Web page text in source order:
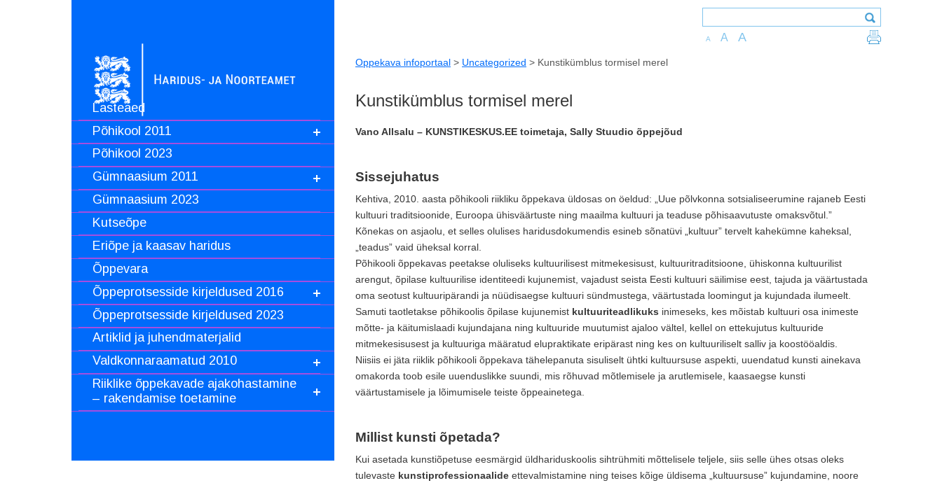
Lasteaed
Põhikool 2011
Põhikool 2023
Gümnaasium 2011
Gümnaasium 2023
Kutseõpe
Eriõpe ja kaasav haridus
Õppevara
Õppeprotsesside kirjeldused 2016
Õppeprotsesside kirjeldused 2023
Artiklid ja juhendmaterjalid
Valdkonnaraamatud 2010
Riiklike õppekavade ajakohastamine
– rakendamise toetamine
A A A
Oppekava infoportaal > Uncategorized > Kunstikümblus tormisel merel
Kunstikümblus tormisel merel
Vano Allsalu – KUNSTIKESKUS.EE toimetaja, Sally Stuudio õppejõud
Sissejuhatus
Kehtiva, 2010. aasta põhikooli riikliku õppekava üldosas on öeldud: „Uue põlvkonna sotsialiseerumine rajaneb Eesti
kultuuri traditsioonide, Euroopa ühisväärtuste ning maailma kultuuri ja teaduse põhisaavutuste omaksvõtul.”
Kõnekas on asjaolu, et selles olulises haridusdokumendis esineb sõnatüvi „kultuur” tervelt kahekümne kaheksal,
„teadus” vaid üheksal korral.
Põhikooli õppekavas peetakse oluliseks kultuurilisest mitmekesisust, kultuuritraditsioone, ühiskonna kultuurilist
arengut, õpilase kultuurilise identiteedi kujunemist, vajadust seista Eesti kultuuri säilimise eest, tajuda ja väärtustada
oma seotust kultuuripärandi ja nüüdisaegse kultuuri sündmustega, väärtustada loomingut ja kujundada ilumeelt.
Samuti taotletakse põhikoolis õpilase kujunemist kultuuriteadlikuks inimeseks, kes mõistab kultuuri osa inimeste
mõtte- ja käitumislaadi kujundajana ning kultuuride muutumist ajaloo vältel, kellel on ettekujutus kultuuride
mitmekesisusest ja kultuuriga määratud elupraktikate eripärast ning kes on kultuuriliselt salliv ja koostööaldis.
Niisiis ei jäta riiklik põhikooli õppekava tähelepanuta sisuliselt ühtki kultuursuse aspekti, uuendatud kunsti ainekava
omakorda toob esile uuenduslikke suundi, mis rõhuvad mõtlemisele ja arutlemisele, kaasaegse kunsti
väärtustamisele ja lõimumisele teiste õppeainetega.
Millist kunsti õpetada?
Kui asetada kunstiõpetuse eesmärgid üldhariduskoolis sihtrühmiti mõttelisele teljele, siis selle ühes otsas oleks
tulevaste kunstiprofessionaalide ettevalmistamine ning teises kõige üldisema „kultuursuse” kujundamine, noore